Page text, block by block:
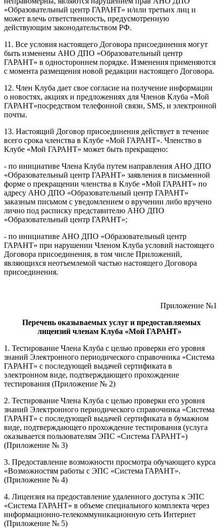
«Образовательный центр ГАРАНТ» и/или третьих лиц и
может влечь ответственность, предусмотренную
действующим законодательством РФ.
11. Все условия настоящего Договора присоединения могут
быть изменены АНО ДПО «Образовательный центр
ГАРАНТ» в одностороннем порядке. Изменения применяются
с момента размещения новой редакции настоящего Договора.
12. Член Клуба дает свое согласие на получение информации
о новостях, акциях и предложениях для Членов Клуба «Мой
ГАРАНТ»посредством телефонной связи, SMS, и электронной
почты.
13. Настоящий Договор присоединения действует в течение
всего срока членства в Клубе «Мой ГАРАНТ». Членство в
Клубе «Мой ГАРАНТ» может быть прекращено:
- по инициативе Члена Клуба путем направления АНО ДПО
«Образовательный центр ГАРАНТ» заявления в письменной
форме о прекращении членства в Клубе «Мой ГАРАНТ» по
адресу АНО ДПО «Образовательный центр ГАРАНТ»
заказным письмом с уведомлением о вручении либо вручено
лично под расписку представителю АНО ДПО
«Образовательный центр ГАРАНТ»;
- по инициативе АНО ДПО «Образовательный центр
ГАРАНТ» при нарушении Членом Клуба условий настоящего
Договора присоединения, в том числе Приложений,
являющихся неотъемлемой частью настоящего Договора
присоединения.
Приложение №1
Перечень оказываемых услуг и предоставляемых
лицензий членам Клуба «Мой ГАРАНТ»
1. Тестирование Члена Клуба с целью проверки его уровня
знаний Электронного периодического справочника «Система
ГАРАНТ» с последующей выдачей сертификата в
электронном виде, подтверждающего прохождение
тестирования (Приложение № 2)
2. Тестирование Члена Клуба с целью проверки его уровня
знаний Электронного периодического справочника «Система
ГАРАНТ» с последующей выдачей сертификата в бумажном
виде, подтверждающего прохождение тестирования (услуга
оказывается пользователям ЭПС «Система ГАРАНТ»)
(Приложение № 3)
3. Предоставление возможности просмотра обучающего курса
«Возможностям работы с ЭПС «Система ГАРАНТ».
(Приложение № 4)
4. Лицензия на предоставление удаленного доступа к ЭПС
«Система ГАРАНТ» в объеме специального комплекта через
информационно-телекоммуникационную сеть Интернет
(Приложение № 5)